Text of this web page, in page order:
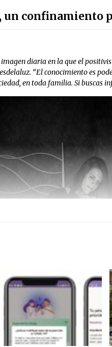
un confinamiento
diaria en la que el
“El conocimiento es
en toda familia. Si buscas